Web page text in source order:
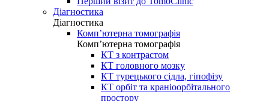
Діагностика
Діагностика
Комп’ютерна томографія
Комп’ютерна томографія
КТ з контрастом
КТ головного мозку
КТ турецького сідла, гіпофізу
КТ орбіт та краніоорбітального
простору